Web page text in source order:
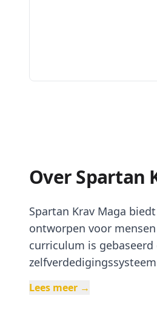
Over Spartan
Spartan Krav Maga
ontworpen voor
curriculum is
verschillende situaties.
Lees meer →